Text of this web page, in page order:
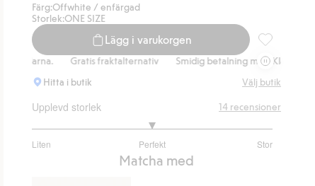
Färg:Offwhite / enfärgad
Storlek:ONE SIZE
Lägg i varukorgen
Dregglisar
Gratis fraktalternativ Smidig betalning med Klarna.
Hitta i butik
Välj butik
Upplevd storlek
Liten Perfekt Stor
utav
14 recensioner
Matcha med